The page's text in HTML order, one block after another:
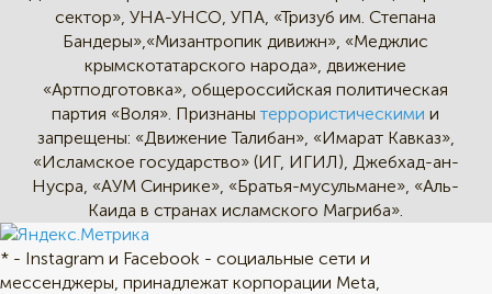
сектор», УНА-УНСО, УПА, «Тризуб им. Степана
Бандеры»,«Мизантропик дивижн», «Меджлис
крымскотатарского народа», движение
«Артподготовка», общероссийская политическая
партия «Воля». Признанытеррористическими и
запрещены: «Движение Талибан», «Имарат Кавказ»,
«Исламское государство» (ИГ, ИГИЛ), Джебхад-ан-
Нусра, «АУМ Синрике», «Братья-мусульмане», «Аль-
Каида в странах исламского Магриба».
* - Instagram и Facebook - социальные сети и
мессенджеры, принадлежат корпорации Meta,